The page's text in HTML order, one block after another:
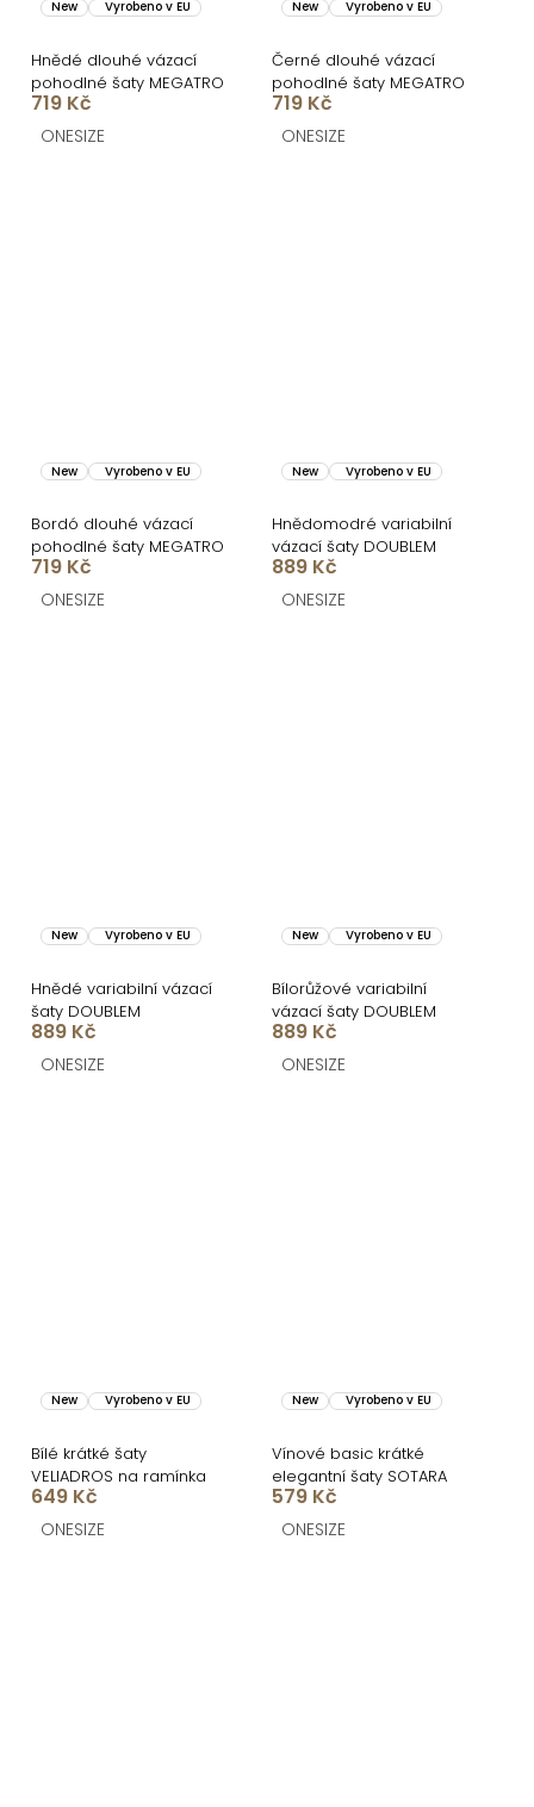
New Vyrobeno v EU
Hnědé dlouhé vázací
pohodlné šaty MEGATRO
719 Kč
ONESIZE
New Vyrobeno v EU
Černé dlouhé vázací
pohodlné šaty MEGATRO
719 Kč
ONESIZE
New Vyrobeno v EU
Bordó dlouhé vázací
pohodlné šaty MEGATRO
719 Kč
ONESIZE
New Vyrobeno v EU
Hnědomodré variabilní
vázací šaty DOUBLEM
889 Kč
ONESIZE
New Vyrobeno v EU
Hnědé variabilní vázací
šaty DOUBLEM
889 Kč
ONESIZE
New Vyrobeno v EU
Bílorůžové variabilní
vázací šaty DOUBLEM
889 Kč
ONESIZE
New Vyrobeno v EU
Bílé krátké šaty
VELIADROS na ramínka
649 Kč
ONESIZE
New Vyrobeno v EU
Vínové basic krátké
elegantní šaty SOTARA
579 Kč
ONESIZE